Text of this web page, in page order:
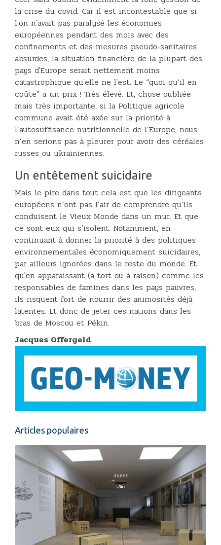
la crise du covid. Car il est incontestable que si
l'on n'avait pas paralysé les économies
européennes pendant des mois avec des
confinements et des mesures pseudo-sanitaires
absurdes, la situation financière de la plupart des
pays d'Europe serait nettement moins
catastrophique qu'elle ne l'est. Le “quoi qu’il en
coûte” a un prix ! Très élevé. Et, chose oubliée
mais très importante, si la Politique agricole
commune avait été axée sur la priorité à
l’autosuffisance nutritionnelle de l’Europe, nous
n’en serions pas à pleurer pour avoir des céréales
russes ou ukrainiennes.
Un entêtement suicidaire
Mais le pire dans tout cela est que les dirigeants
européens n’ont pas l’air de comprendre qu’ils
conduisent le Vieux Monde dans un mur. Et que
ce sont eux qui s’isolent. Notamment, en
continuant à donner la priorité à des politiques
environnementales économiquement suicidaires,
par ailleurs ignorées dans le reste du monde. Et
qu'en apparaissant (à tort ou à raison) comme les
responsables de famines dans les pays pauvres,
ils risquent fort de nourrir des animosités déjà
latentes. Et donc de jeter ces nations dans les
bras de Moscou et Pékin.
Jacques Offergeld
Articles populaires